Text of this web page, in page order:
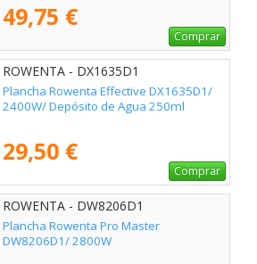
49,75 €
Comprar
ROWENTA - DX1635D1
Plancha Rowenta Effective DX1635D1/
2400W/ Depósito de Agua 250ml
29,50 €
Comprar
ROWENTA - DW8206D1
Plancha Rowenta Pro Master
DW8206D1/ 2800W